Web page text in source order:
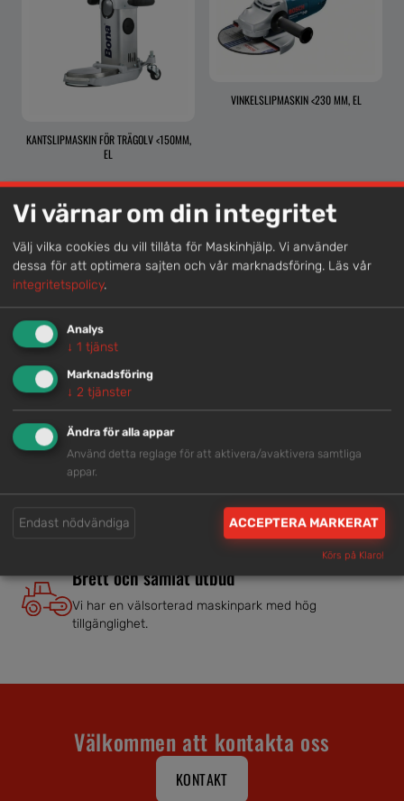
KANTSLIPMASKIN FÖR TRÄGOLV <150MM,
EL
VINKELSLIPMASKIN <230 MM, EL
Lokal kompetens
Genom att samla våra medarbetare lokalt erbjuder vi
Snabb service
Vi har tillgänglig personal som är redo att hjälpa dig.
Trygg rådgivning
Våra hjälpsamma medarbetare är experter inom
Brett och samlat utbud
Vi har en välsorterad maskinpark med hög
tillgänglighet.
Välkommen att kontakta oss
KONTAKT
Vi värnar om din integritet
Välj vilka cookies du vill tillåta för Maskinhjälp. Vi använder
dessa för att optimera sajten och vår marknadsföring. Läs vår
integritetspolicy.
Analys
↓ 1 tjänst
Marknadsföring
↓ 2 tjänster
Ändra för alla appar
Använd detta reglage för att aktivera/avaktivera samtliga
appar.
Endast nödvändiga ACCEPTERA MARKERAT
Körs på Klaro!